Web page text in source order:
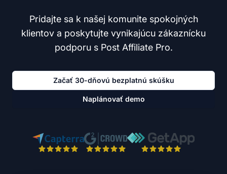
Pridajte sa k našej komunite spokojných
klientov a poskytujte vynikajúcu zákaznícku
podporu s Post Affiliate Pro.
Začať 30-dňovú bezplatnú skúšku
Naplánovať demo